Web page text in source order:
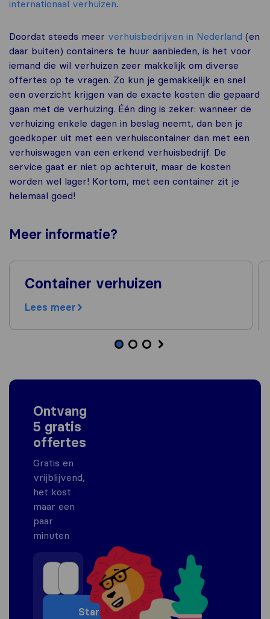
internationaal verhuizen.
Doordat steeds meer verhuisbedrijven in Nederland (en
daar buiten) containers te huur aanbieden, is het voor
iemand die wil verhuizen zeer makkelijk om diverse
offertes op te vragen. Zo kun je gemakkelijk en snel
een overzicht krijgen van de exacte kosten die gepaard
gaan met de verhuizing. Één ding is zeker: wanneer de
verhuizing enkele dagen in beslag neemt, dan ben je
goedkoper uit met een verhuiscontainer dan met een
verhuiswagen van een erkend verhuisbedrijf. De
service gaat er niet op achteruit, maar de kosten
worden wel lager! Kortom, met een container zit je
helemaal goed!
Meer informatie?
Container verhuizen
Lees meer
Ontvang
5 gratis
offertes
Gratis en
vrijblijvend,
het kost
maar een
paar
minuten
Start